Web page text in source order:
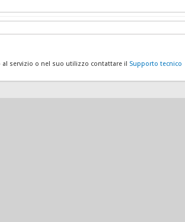
al servizio o nel suo utilizzo contattare il Supporto tecnico